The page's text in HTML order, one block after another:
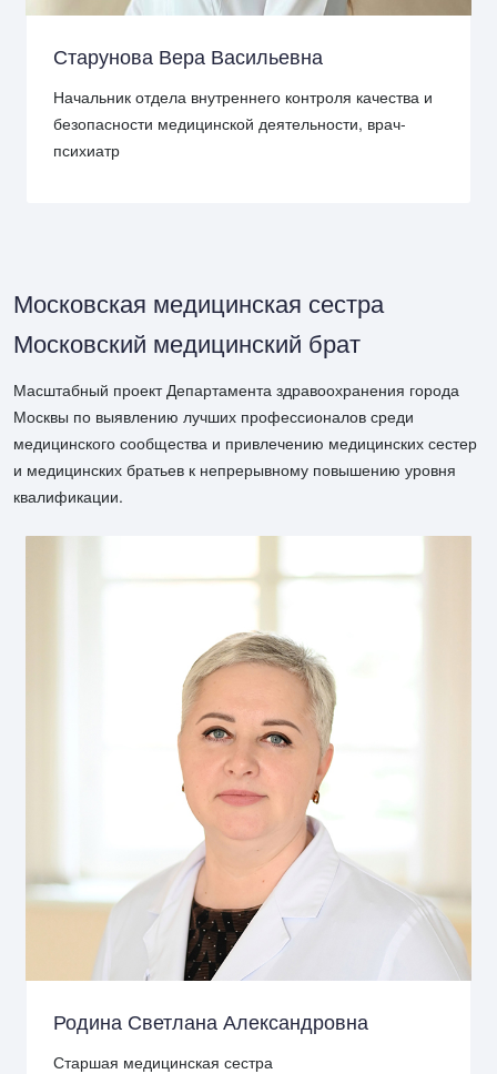
Старунова Вера Васильевна
Начальник отдела внутреннего контроля качества и
безопасности медицинской деятельности, врач-
психиатр
Московская медицинская сестра
Московский медицинский брат
Масштабный проект Департамента здравоохранения города
Москвы по выявлению лучших профессионалов среди
медицинского сообщества и привлечению медицинских сестер
и медицинских братьев к непрерывному повышению уровня
квалификации.
Родина Светлана Александровна
Старшая медицинская сестра